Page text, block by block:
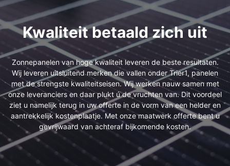
Kwaliteit betaald zich uit
Zonnepanelen van hoge kwaliteit leveren de beste resultaten.
Wij leveren uitsluitend merken die vallen onder Trier1, panelen
met de strengste kwaliteitseisen. Wij werken nauw samen met
onze leveranciers en daar plukt ú de vruchten van. Dit voordeel
ziet u namelijk terug in uw offerte in de vorm van een helder en
aantrekkelijk kostenplaatje. Met onze maatwerk offerte bent u
gevrijwaard van achteraf bijkomende kosten.